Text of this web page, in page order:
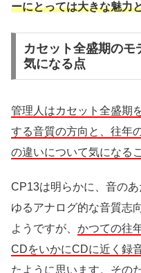
ーにとっては大きな魅力
カセット全盛期の
気になる点
管理人はカセット全盛期
する音質の方向と、往年
の違いについて気になる
CP13は明らかに、音の
ゆるアナログ的な音質志
ようですが、 かつての往
CDをいかにCDに近く録
たように思います。その